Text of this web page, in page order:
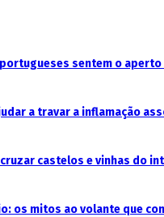
sentem o
a travar a inflamação
castelos e vinhas do
os mitos ao volante que